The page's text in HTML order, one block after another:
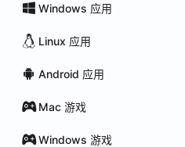
Windows 应用
Linux 应用
Android 应用
Mac 游戏
Windows 游戏